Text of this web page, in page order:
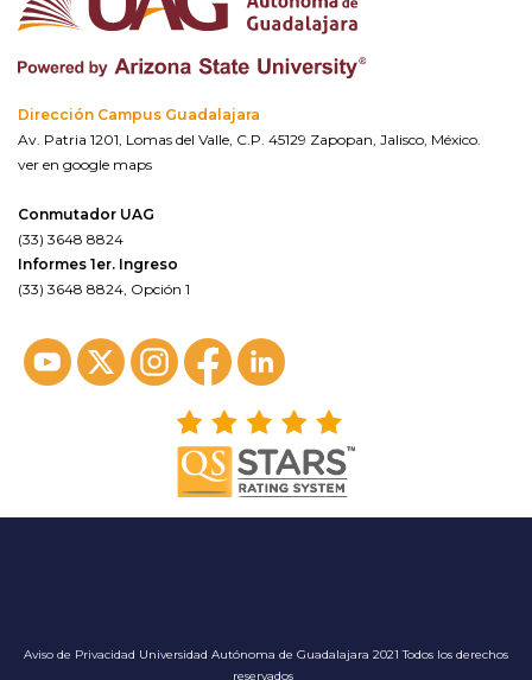
Dirección Campus Guadalajara
Av. Patria 1201, Lomas del Valle, C.P. 45129 Zapopan, Jalisco, México.
ver en google maps
Conmutador UAG
(33) 3648 8824
Informes 1er. Ingreso
(33) 3648 8824, Opción 1
Aviso de Privacidad Universidad Autónoma de Guadalajara 2021 Todos los derechos
reservados